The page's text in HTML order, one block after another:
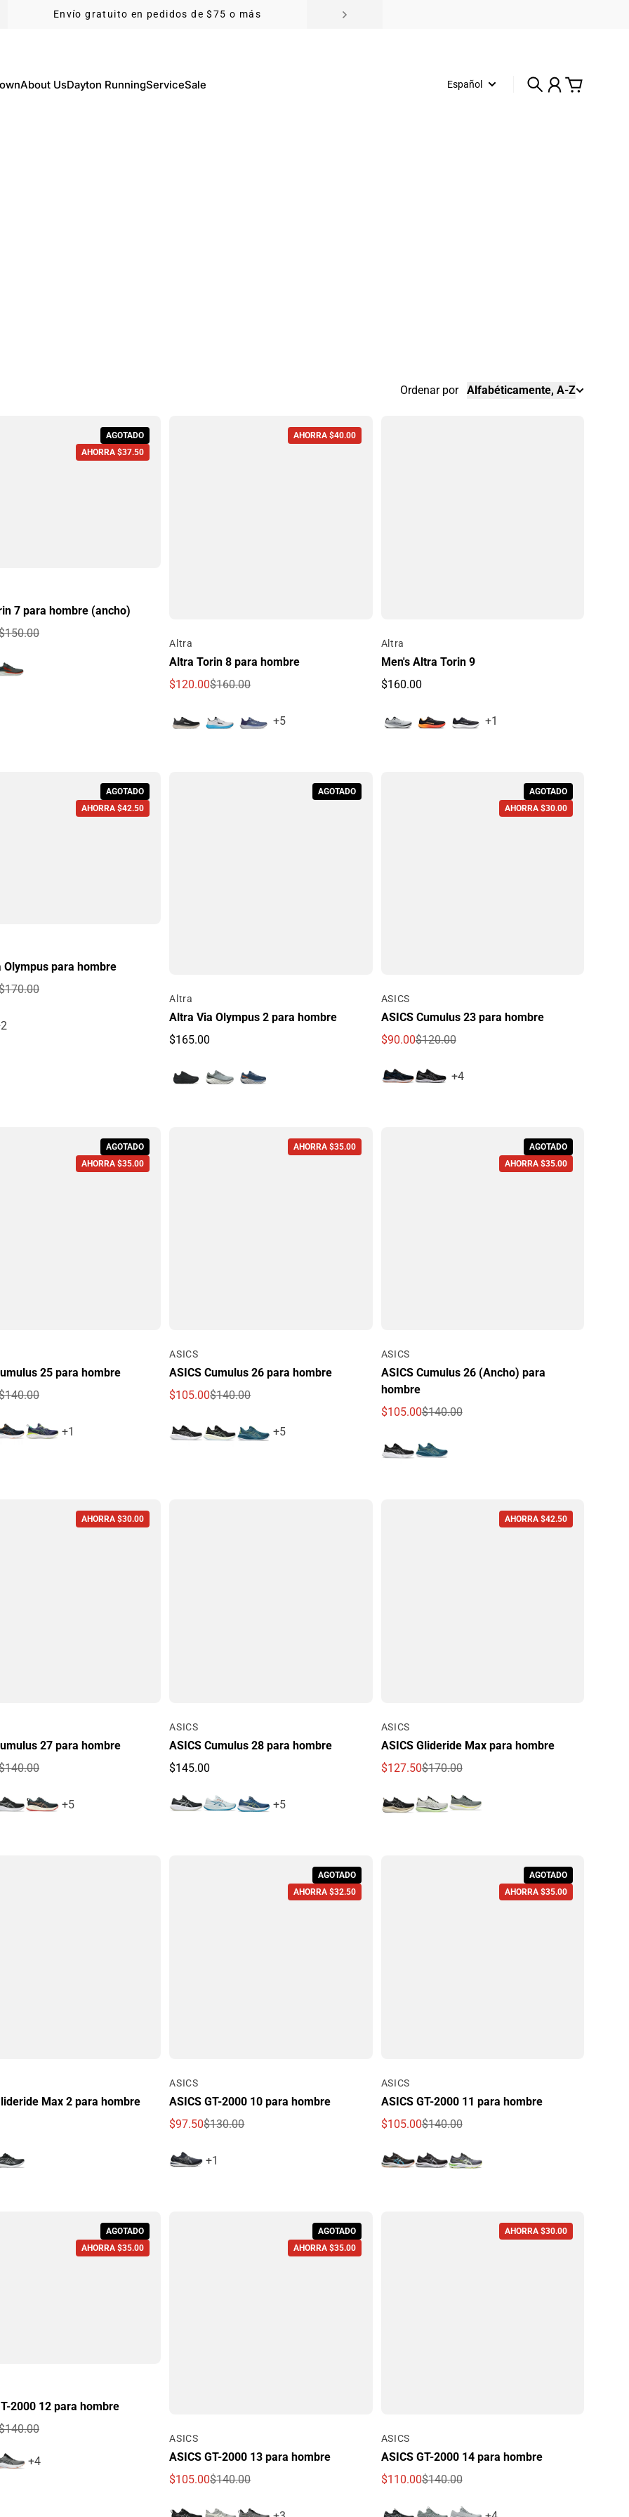
Envío gratuito en pedidos de $75 o más
About UsDayton RunningServiceSale Español
BuscarCuentaCarrito
Ordenar por Alfabéticamente, A-Z
AGOTADO
AHORRA $37.50
7 para hombre (ancho)
AHORRA $40.00
Por
Altra
Altra Torin 8 para hombre
$120.00$160.00
+5
Por
Altra
Men's Altra Torin 9
$160.00
+1
AGOTADO
AHORRA $42.50
Olympus para hombre
AGOTADO
Por
Altra
Altra Via Olympus 2 para hombre
$165.00
AGOTADO
AHORRA $30.00
Por
ASICS
ASICS Cumulus 23 para hombre
$90.00$120.00
+4
AGOTADO
AHORRA $35.00
25 para hombre
+1
AHORRA $35.00
Por
ASICS
ASICS Cumulus 26 para hombre
$105.00$140.00
+5
AGOTADO
AHORRA $35.00
Por
ASICS
ASICS Cumulus 26 (Ancho) para
hombre
$105.00$140.00
AHORRA $30.00
27 para hombre
+5
Por
ASICS
ASICS Cumulus 28 para hombre
$145.00
+5
AHORRA $42.50
Por
ASICS
ASICS Glideride Max para hombre
$127.50$170.00
Max 2 para hombre
AGOTADO
AHORRA $32.50
Por
ASICS
ASICS GT-2000 10 para hombre
$97.50$130.00
+1
AGOTADO
AHORRA $35.00
Por
ASICS
ASICS GT-2000 11 para hombre
$105.00$140.00
AGOTADO
AHORRA $35.00
2000 12 para hombre
+4
AGOTADO
AHORRA $35.00
Por
ASICS
ASICS GT-2000 13 para hombre
$105.00$140.00
AHORRA $30.00
Por
ASICS
ASICS GT-2000 14 para hombre
$110.00$140.00